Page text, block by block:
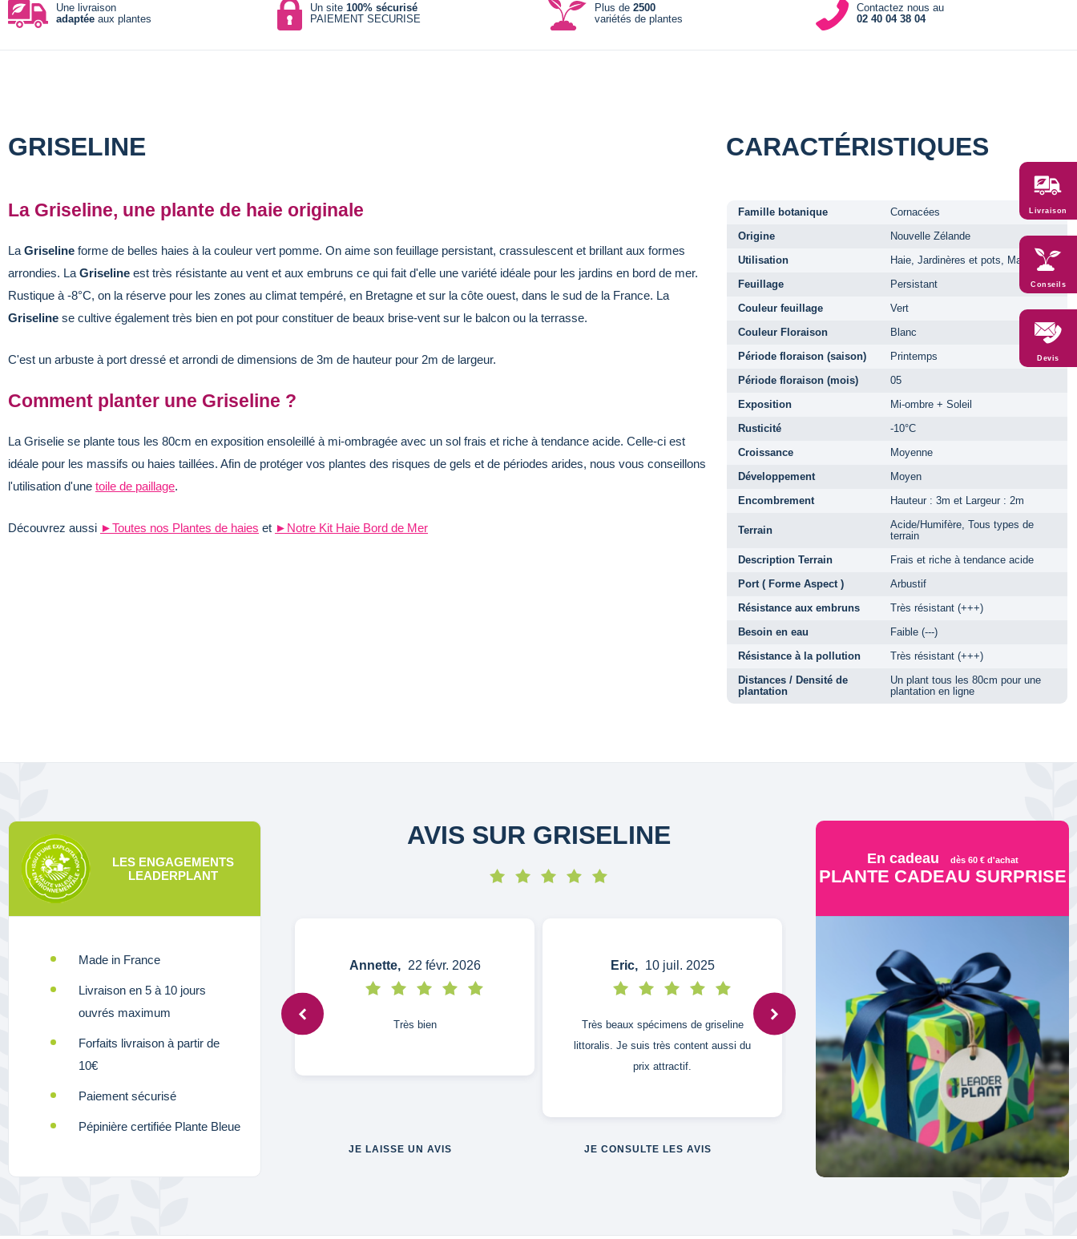
Une livraison
adaptée aux plantes
Un site 100% sécurisé
PAIEMENT SECURISE
Plus de 2500
variétés de plantes
Contactez nous au
02 40 04 38 04
GRISELINE
La Griseline, une plante de haie originale
La Griseline forme de belles haies à la couleur vert pomme. On aime son feuillage persistant, crassulescent et brillant aux formes
arrondies. La Griseline est très résistante au vent et aux embruns ce qui fait d'elle une variété idéale pour les jardins en bord de mer.
Rustique à -8°C, on la réserve pour les zones au climat tempéré, en Bretagne et sur la côte ouest, dans le sud de la France. La
Griseline se cultive également très bien en pot pour constituer de beaux brise-vent sur le balcon ou la terrasse.
C'est un arbuste à port dressé et arrondi de dimensions de 3m de hauteur pour 2m de largeur.
Comment planter une Griseline ?
La Griselie se plante tous les 80cm en exposition ensoleillé à mi-ombragée avec un sol frais et riche à tendance acide. Celle-ci est
idéale pour les massifs ou haies taillées. Afin de protéger vos plantes des risques de gels et de périodes arides, nous vous conseillons
l'utilisation d'une toile de paillage.
Découvrez aussi ►Toutes nos Plantes de haies et ►Notre Kit Haie Bord de Mer
CARACTÉRISTIQUES
Famille botanique
Cornacées
Origine
Nouvelle Zélande
Utilisation
Haie, Jardinères et pots, Massifs
Feuillage
Persistant
Couleur feuillage
Vert
Couleur Floraison
Blanc
Période floraison (saison)
Printemps
Période floraison (mois)
05
Exposition
Mi-ombre + Soleil
Rusticité
-10°C
Croissance
Moyenne
Développement
Moyen
Encombrement
Hauteur : 3m et Largeur : 2m
Terrain
Acide/Humifère, Tous types de
terrain
Description Terrain
Frais et riche à tendance acide
Port ( Forme Aspect )
Arbustif
Résistance aux embruns
Très résistant (+++)
Besoin en eau
Faible (---)
Résistance à la pollution
Très résistant (+++)
Distances / Densité de
plantation
Un plant tous les 80cm pour une
plantation en ligne
LES ENGAGEMENTS
LEADERPLANT
Made in France
Livraison en 5 à 10 jours
ouvrés maximum
Forfaits livraison à partir de
10€
Paiement sécurisé
Pépinière certifiée Plante Bleue
AVIS SUR GRISELINE
Anonymous, Annette, 22 févr. 2026
Très bien
Eric, 10 juil. 2025
Très beaux spécimens de griseline
littoralis. Je suis très content aussi du
prix attractif.
J, 7 déc. 2024
Super
JE LAISSE UN AVIS JE CONSULTE LES AVIS
En cadeau dès 60 € d'achat
PLANTE CADEAU SURPRISE
Livraison
Conseils
Devis